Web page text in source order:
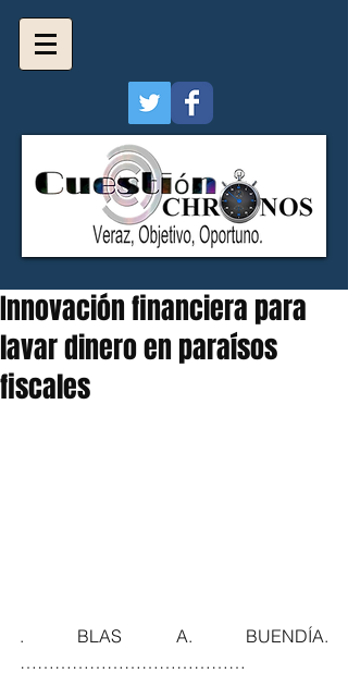
Innovación financiera para
lavar dinero en paraísos
fiscales
. BLAS A. BUENDÍA.
…………………………………